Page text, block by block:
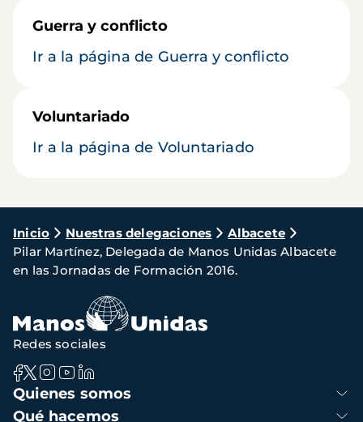
Guerra y conflicto
Ir a la página de Guerra y conflicto
Voluntariado
Ir a la página de Voluntariado
Ruta
de
navegación
Inicio Nuestras delegaciones
Albacete
Pilar Martínez, Delegada de Manos Unidas Albacete
en las Jornadas de Formación 2016.
Navegación
principal
Quienes somos
Qué hacemos
Redes sociales